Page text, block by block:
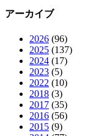
アーカイブ
2026 (96)
2025 (137)
2024 (17)
2023 (5)
2022 (10)
2018 (3)
2017 (35)
2016 (56)
2015 (9)